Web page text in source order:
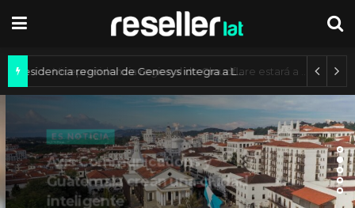
Vicepresidencia regional de Genesys integra a Lucimary Henrique
ES NOTICIA
Axis Communications y
Guatemala crean una ciudad
inteligente